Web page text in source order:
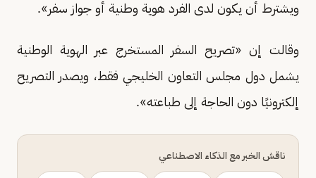
ويشترط أن يكون لدى الفرد هوية وطنية أو جواز سفر».
وقالت إن «تصريح السفر المستخرج عبر الهوية الوطنية
يشمل دول مجلس التعاون الخليجي فقط، ويصدر التصريح
إلكترونيًا دون الحاجة إلى طباعته».
ناقش الخبر مع الذكاء الاصطناعي